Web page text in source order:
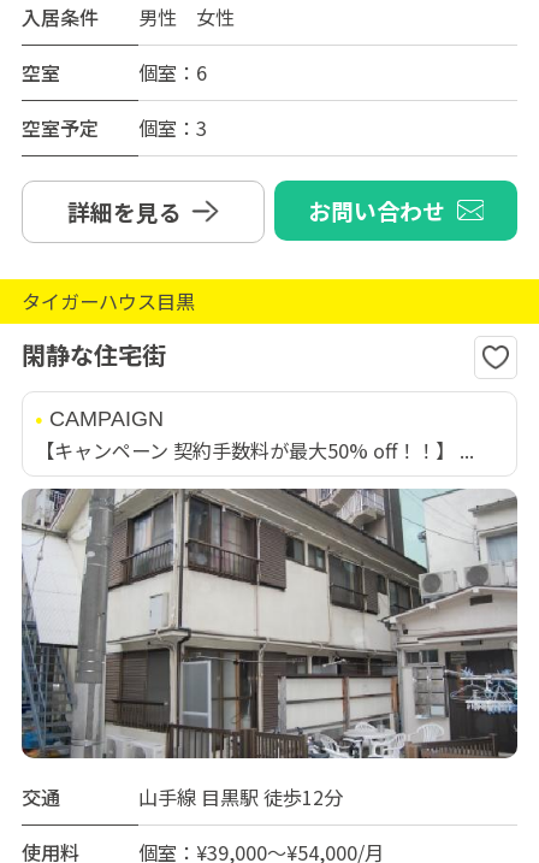
入居条件
男性 女性
空室
個室：6
空室予定
個室：3
詳細を見る お問い合わせ
タイガーハウス目黒
閑静な住宅街
CAMPAIGN
【キャンペーン 契約手数料が最大50% off！！】 ...
交通
山手線 目黒駅 徒歩12分
使用料
個室：¥39,000～¥54,000/月